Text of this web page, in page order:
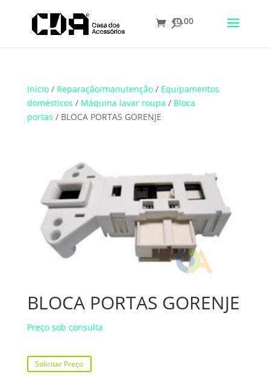
Translate
€0.00
Início/ Reparação/manutenção/ Equipamentos
domésticos / Máquina lavar roupa / Bloca
portas / BLOCA PORTAS GORENJE
BLOCA PORTAS GORENJE
Preço sob consulta
Solicitar Preço